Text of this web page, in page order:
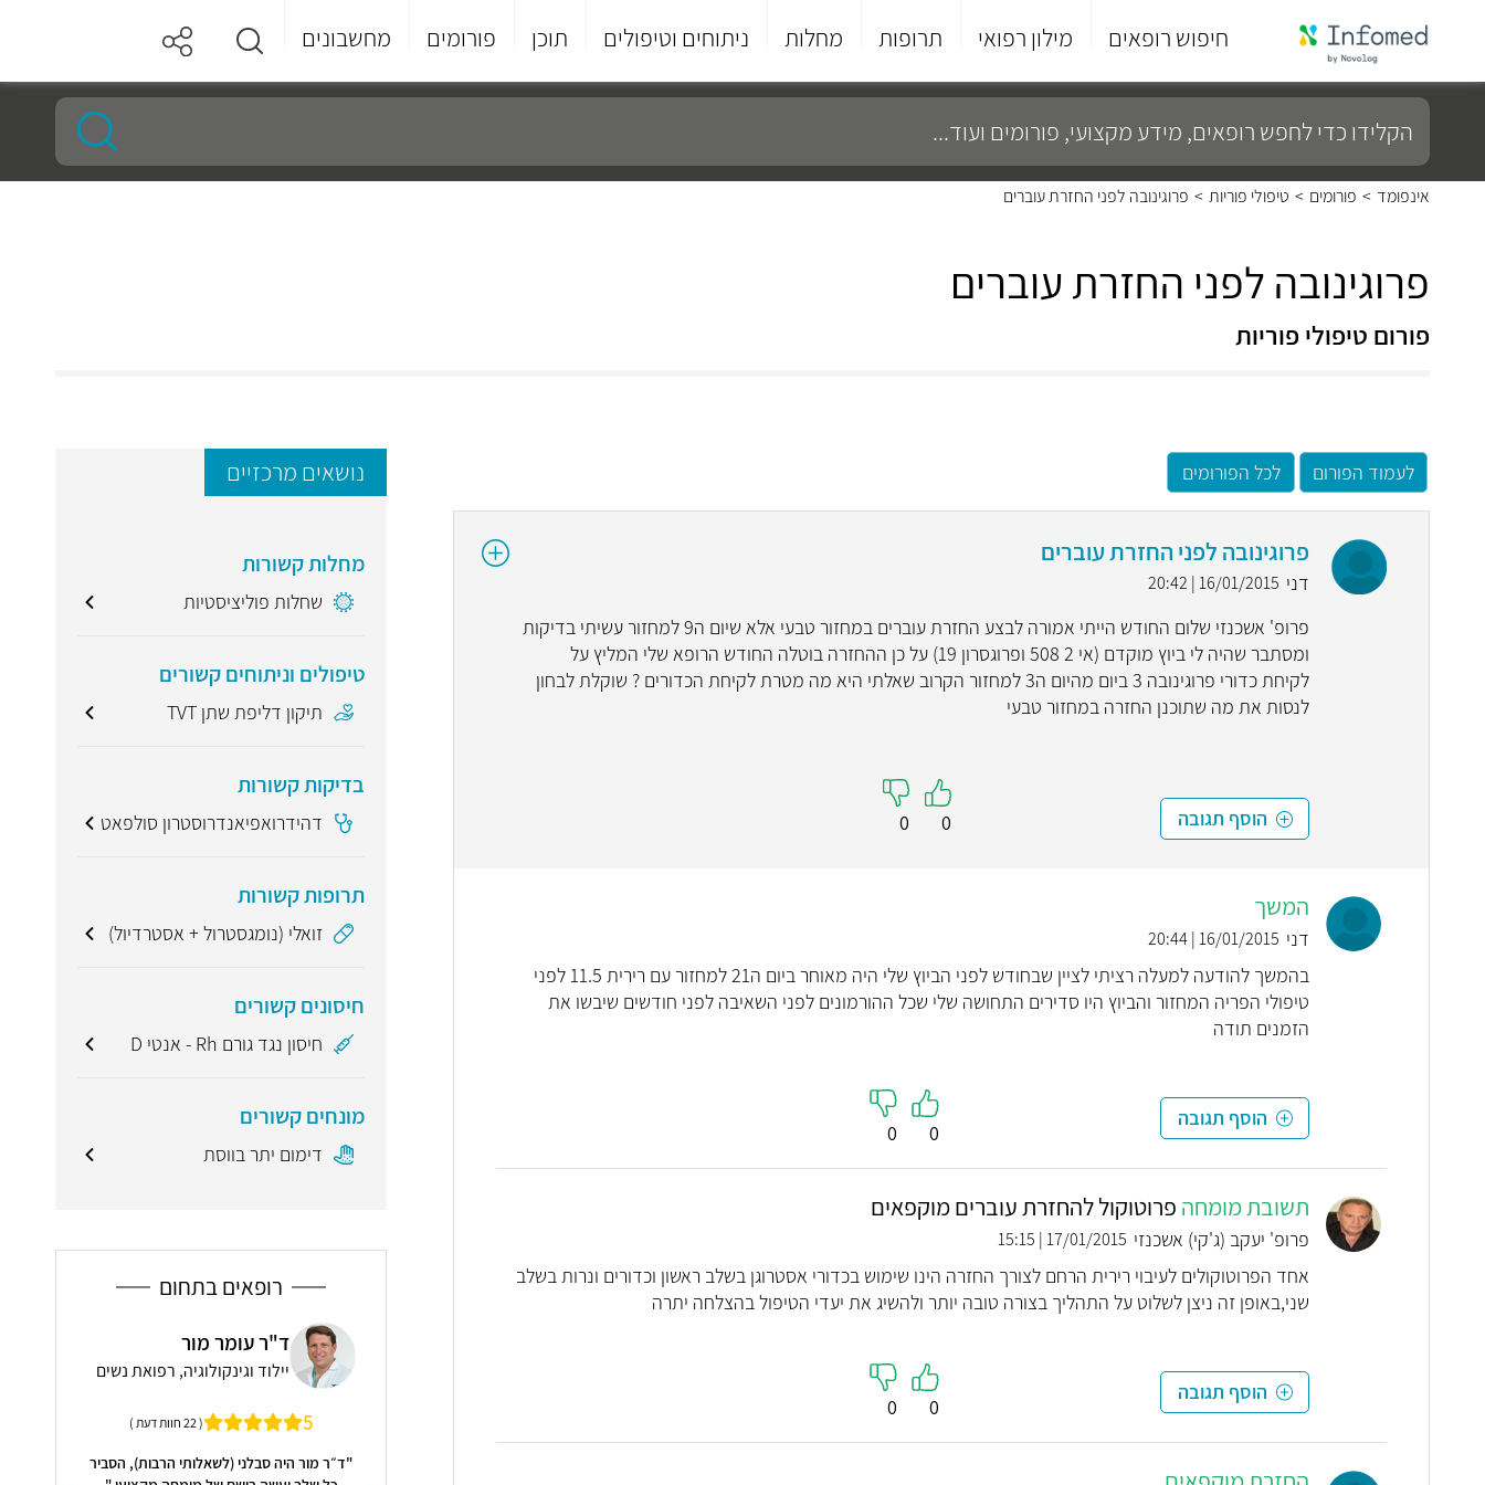
חיפוש רופאים מילון רפואי תרופות מחלות ניתוחים וטיפולים תוכן פורומים מחשבונים
סוף
התפריט
הקלידו
כדי
לחפש
רופאים,
מידע
מקצועי,
אינפומד > פורומים > טיפולי פוריות > פרוגינובה לפני החזרת עוברים
פרוגינובה לפני החזרת עוברים
פורום טיפולי פוריות
לעמוד הפורום לכל הפורומים
פרוגינובה לפני החזרת עוברים
דני 16/01/2015 | 20:42
פרופ' אשכנזי שלום החודש הייתי אמורה לבצע החזרת עוברים במחזור טבעי אלא שיום ה9 למחזור עשיתי בדיקות
ומסתבר שהיה לי ביוץ מוקדם (אי 2 508 ופרוגסרון 19) על כן ההחזרה בוטלה החודש הרופא שלי המליץ על
לקיחת כדורי פרוגינובה 3 ביום מהיום ה3 למחזור הקרוב שאלתי היא מה מטרת לקיחת הכדורים ? שוקלת לבחון
לנסות את מה שתוכנן החזרה במחזור טבעי
הוסף תגובה 0
0
המשך
דני 16/01/2015 | 20:44
בהמשך להודעה למעלה רציתי לציין שבחודש לפני הביוץ שלי היה מאוחר ביום ה21 למחזור עם רירית 11.5 לפני
טיפולי הפריה המחזור והביוץ היו סדירים התחושה שלי שכל ההורמונים לפני השאיבה לפני חודשים שיבשו את
הזמנים תודה
הוסף תגובה
0
0
תשובת מומחה פרוטוקול להחזרת עוברים מוקפאים
פרופ' יעקב (ג'קי) אשכנזי 17/01/2015 | 15:15
אחד הפרוטוקולים לעיבוי רירית הרחם לצורך החזרה הינו שימוש בכדורי אסטרוגן בשלב ראשון וכדורים ונרות בשלב
שני,באופן זה ניצן לשלוט על התהליך בצורה טובה יותר ולהשיג את יעדי הטיפול בהצלחה יתרה
הוסף תגובה
0
0
נושאים מרכזיים
מחלות קשורות
שחלות פוליציסטיות
טיפולים וניתוחים קשורים
תיקון דליפת שתן TVT
בדיקות קשורות
דהידרואפיאנדרוסטרון סולפאט
תרופות קשורות
זואלי (נומגסטרול + אסטרדיול)
חיסונים קשורים
חיסון נגד גורם Rh - אנטי D
מונחים קשורים
דימום יתר בווסת
רופאים בתחום
ד"ר ירדנה משיח
יילוד וגינקולוגיה, רפואת נשים
מומחית לרפואת נשים, פריון וגיל המעבר בתל